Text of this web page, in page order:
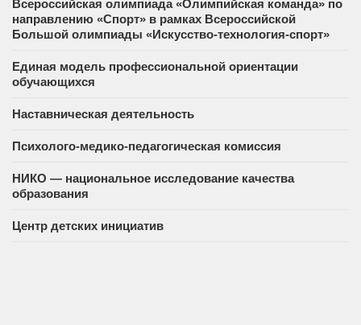
Всероссийская олимпиада «Олимпийская команда» по
направлению «Спорт» в рамках Всероссийской
Большой олимпиады «Искусство-технология-спорт»
Единая модель профессиональной ориентации
обучающихся
Наставническая деятельность
Психолого-медико-педагогическая комиссия
НИКО — национальное исследование качества
образования
Центр детских инициатив